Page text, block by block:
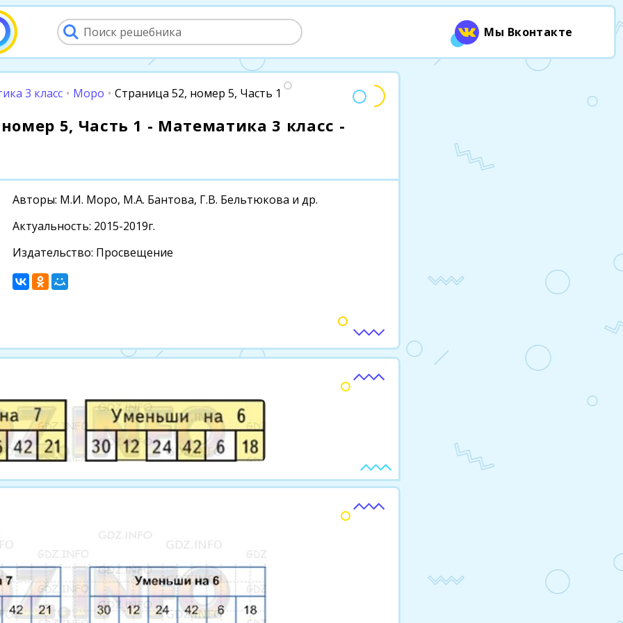
3 класс • Моро • Страница 52, номер 5, Часть 1
5, Часть 1 - Математика 3 класс -
Авторы: М.И. Моро, М.А. Бантова, Г.В. Бельтюкова и др.
Актуальность: 2015-2019г.
Издательство: Просвещение
Мы Вконтакте